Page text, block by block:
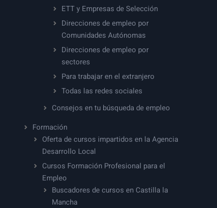
ETT y Empresas de Selección
Direcciones de empleo por
Comunidades Autónomas
Direcciones de empleo por
sectores
Para trabajar en el extranjero
Todas las redes sociales
Consejos en tu búsqueda de empleo
Formación
Oferta de cursos impartidos en la Agencia
Desarrollo Local
Cursos Formación Profesional para el
Empleo
Buscadores de cursos en Castilla la
Mancha